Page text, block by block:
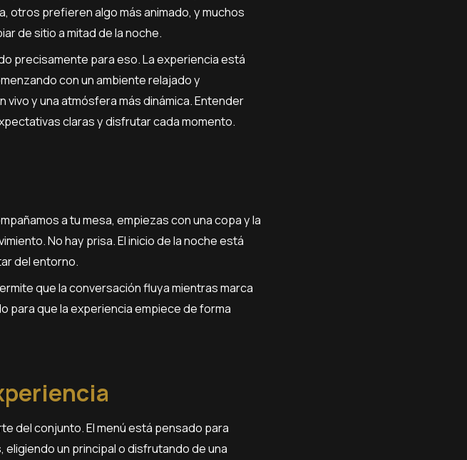
otros prefieren algo más animado, y muchos
de sitio a mitad de la noche.
precisamente para eso. La experiencia está
con un ambiente relajado y
y una atmósfera más dinámica. Entender
claras y disfrutar cada momento.
a tu mesa, empiezas con una copa y la
No hay prisa. El inicio de la noche está
del entorno.
que la conversación fluya mientras marca
para que la experiencia empiece de forma
del conjunto. El menú está pensado para
un principal o disfrutando de una